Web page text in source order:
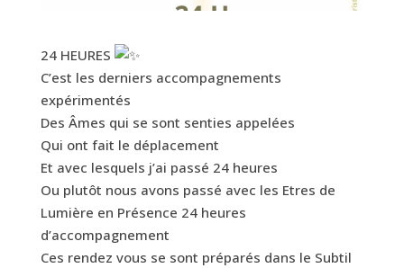
24 HEURES
C’est les derniers accompagnements
expérimentés
Des Âmes qui se sont senties appelées
Qui ont fait le déplacement
Et avec lesquels j’ai passé 24 heures
Ou plutôt nous avons passé avec les Etres de
Lumière en Présence 24 heures
d’accompagnement
Ces rendez vous se sont préparés dans le Subtil